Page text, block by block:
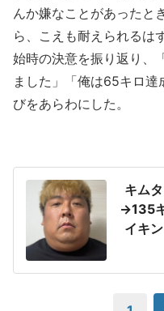
んか嫌なことがあったと
ら、こえも耐えられるは
始時の決意を振り返り、
ました」「俺は65キロ
びをあらわにした。
キム
→135
イキ